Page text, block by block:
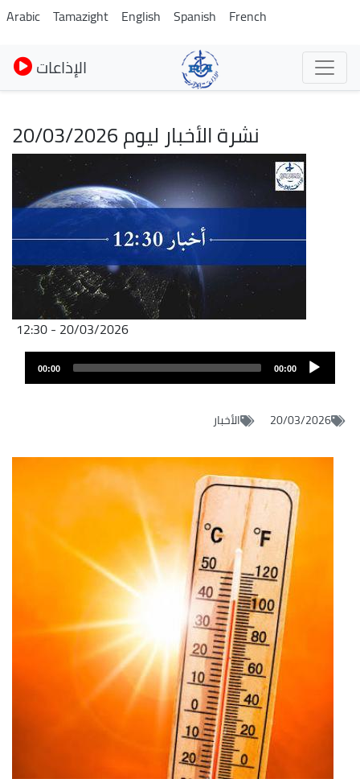
Skip
to
main
content
Arabic Tamazight English Spanish French
الإذاعات
نشرة الأخبار ليوم 20/03/2026
20/03/2026 - 12:30
Fichier
audio
00:00
00:00
20/03/2026 الأخبار